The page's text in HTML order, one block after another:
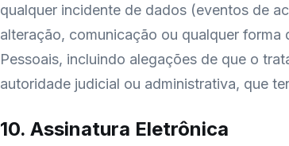
qualquer incidente de dados (eventos de
alteração, comunicação ou qualquer
Pessoais, incluindo alegações de que o
autoridade judicial ou administrativa, que
10. Assinatura Eletrônica